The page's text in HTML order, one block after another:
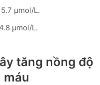
µmol/L.
µmol/L.
tăng nồng độ
máu